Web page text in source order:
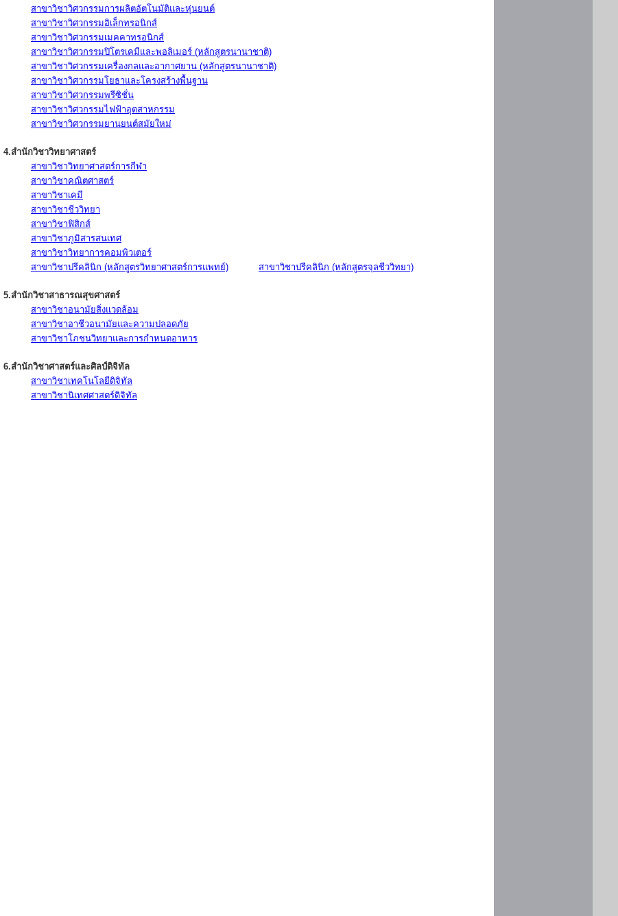
สาขาวิชาวิศวกรรมการผลิตอัตโนมัติและหุ่นยนต์
สาขาวิชาวิศวกรรมอิเล็กทรอนิกส์
สาขาวิชาวิศวกรรมเมคคาทรอนิกส์
สาขาวิชาวิศวกรรมปิโตรเคมีและพอลิเมอร์ (หลักสูตรนานาชาติ)
สาขาวิชาวิศวกรรมเครื่องกลและอากาศยาน (หลักสูตรนานาชาติ)
สาขาวิชาวิศวกรรมโยธาและโครงสร้างพื้นฐาน
สาขาวิชาวิศวกรรมพรีซิชั่น
สาขาวิชาวิศวกรรมไฟฟ้าอุตสาหกรรม
สาขาวิชาวิศวกรรมยานยนต์สมัยใหม่
4.สำนักวิชาวิทยาศาสตร์
สาขาวิชาวิทยาศาสตร์การกีฬา
สาขาวิชาคณิตศาสตร์
สาขาวิชาเคมี
สาขาวิชาชีววิทยา
สาขาวิชาฟิสิกส์
สาขาวิชาภูมิสารสนเทศ
สาขาวิชาวิทยาการคอมพิวเตอร์
สาขาวิชาปรีคลินิก (หลักสูตรวิทยาศาสตร์การแพทย์)
สาขาวิชาปรีคลินิก (หลักสูตรจุลชีววิทยา)
5.สำนักวิชาสาธารณสุขศาสตร์
สาขาวิชาอนามัยสิ่งแวดล้อม
สาขาวิชาอาชีวอนามัยและความปลอดภัย
สาขาวิชาโภชนวิทยาและการกำหนดอาหาร
6.สำนักวิชาศาสตร์และศิลป์ดิจิทัล
สาขาวิชาเทคโนโลยีดิจิทัล
สาขาวิชานิเทศศาสตร์ดิจิทัล